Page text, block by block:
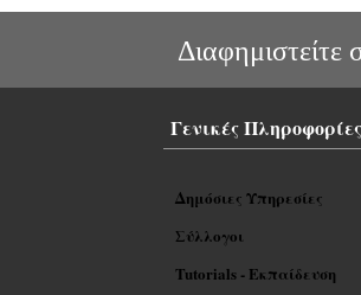
Γενικές Πληροφορίες
Δημόσιες Υπηρεσίες
Σύλλογοι
Tutorials - Εκπαίδευση